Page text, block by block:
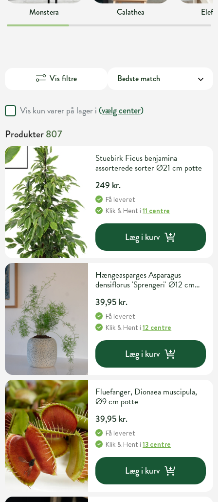
Monstera Calathea
Vis filtre
Vis kun varer på lager i (vælg center)
Produkter807
Stuebirk Ficus benjamina
assorterede sorter Ø21 cm potte
249 kr.
Få leveret
Klik & Hent i11 centre
Læg i kurv
Hængeasparges Asparagus
densiflorus 'Sprengeri' Ø12 cm
39,95 kr.
Få leveret
Klik & Hent i12 centre
Læg i kurv
Fluefanger, Dionaea muscipula,
Ø9 cm potte
39,95 kr.
Få leveret
Klik & Hent i13 centre
Læg i kurv